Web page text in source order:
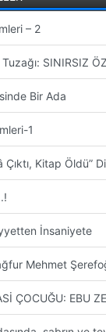
– 2
Tuzağı: SINIRSIZ
Bir Ada
1
Çıktı, Kitap Öldü”
İnsaniyete
Mehmet
ÇOCUĞU: EBU